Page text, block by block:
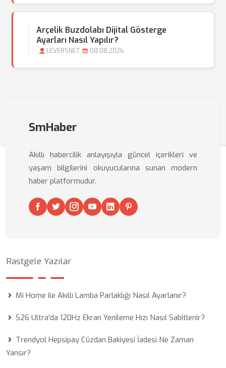
Arçelik Buzdolabı Dijital Gösterge
Ayarları Nasıl Yapılır?
LEVERSNET 08.08.2026
SmHaber
Akıllı habercilik anlayışıyla güncel içerikleri ve
yaşam bilgilerini okuyucularına sunan modern
haber platformudur.
Rastgele Yazılar
Mi Home ile Akıllı Lamba Parlaklığı Nasıl Ayarlanır?
S26 Ultra'da 120Hz Ekran Yenileme Hızı Nasıl Sabitlenir?
Trendyol Hepsipay Cüzdan Bakiyesi İadesi Ne Zaman
Yansır?